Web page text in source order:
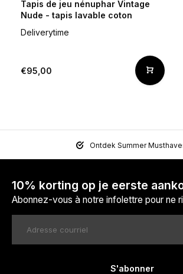
Tapis de jeu nénuphar Vintage
Nude - tapis lavable coton
Deliverytime
€95,00
Ontdek Summer
10% korting op je eerste
Abonnez-vous à notre infolettre pour ne
S'abonner